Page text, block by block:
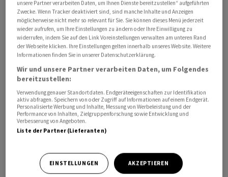
bisherige Gesamtjahr beträgt das Minus für die Titel von
Partners Group damit noch immer fast 30 Prozent.
Einschränkung auch für Delaware-Fonds
In einem Geschäfts-Update vermeldete Partners Group
am Donnerstag, dass die Rücknahmeforderungen auch
für einen weiteren sogenannten «Evergreen»-Fonds -
das sind offene Fonds ohne Laufzeitbeschränkung -
begrenzt werden dürften. Für den in Delaware
angesiedelten Private-Equity-Fonds lägen
Nettoanlagevermögens (NAV) vor. Die Rücknahmen für
solche Anlageinstrumente sind auf 5 Prozent des NAV
unsere Partner verarbeiten Daten, um Ihnen Dienste bereitzustellen“ aufgeführten
Zwecke. Wenn Tracker deaktiviert sind, sind manche Inhalte und Anzeigen
möglicherweise nicht mehr so relevant für Sie. Sie können dieses Menü jederzeit
wieder aufrufen, um Ihre Einstellungen zu ändern oder Ihre Einwilligung zu
widerrufen, indem Sie auf den Link Voreinstellungen verwalten am unteren Rand
der Webseite klicken. Ihre Einstellungen gelten innerhalb unseres Website. Weitere
Informationen finden Sie in unserer Datenschutzerklärung.
Wir und unsere Partner verarbeiten Daten, um Folgendes
bereitzustellen:
Verwendung genauer Standortdaten. Endgeräteeigenschaften zur Identifikation
aktiv abfragen. Speichern von oder Zugriff auf Informationen auf einem Endgerät.
Personalisierte Werbung und Inhalte, Messung von Werbeleistung und der
Performance von Inhalten, Zielgruppenforschung sowie Entwicklung und
Verbesserung von Angeboten.
Liste der Partner (Lieferanten)
EINSTELLUNGEN AKZEPTIEREN